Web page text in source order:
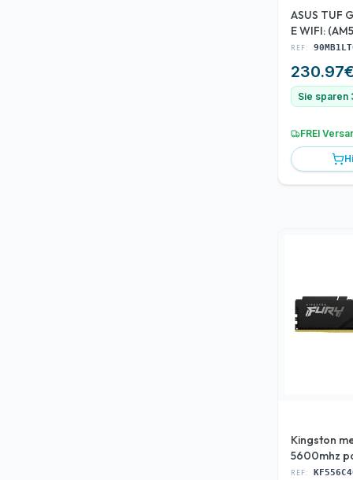
ASUS TUF
E WIFI:
DP ATX
REF:
230.97€
Sie sparen
FREI
Kingston
5600mhz
288-pin
REF: